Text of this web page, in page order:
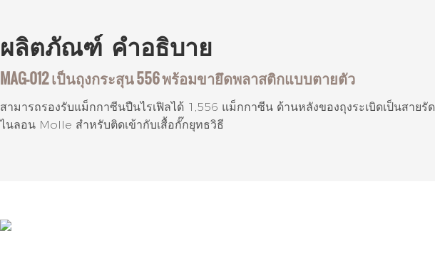
ผลิตภัณฑ์ คำอธิบาย
MAG-012 เป็นถุงกระสุน 556 พร้อมขายึดพลาสติกแบบตายตัว
สามารถรองรับแม็กกาซีนปืนไรเฟิลได้ 1,556 แม็กกาซีน ด้านหลังของถุงระเบิดเป็นสายรัด
ไนลอน Molle สำหรับติดเข้ากับเสื้อกั๊กยุทธวิธี